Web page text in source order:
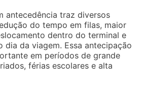
antecedência traz diversos
do tempo em filas, maior
dentro do terminal e
dia da viagem. Essa antecipação
em períodos de grande
férias escolares e alta